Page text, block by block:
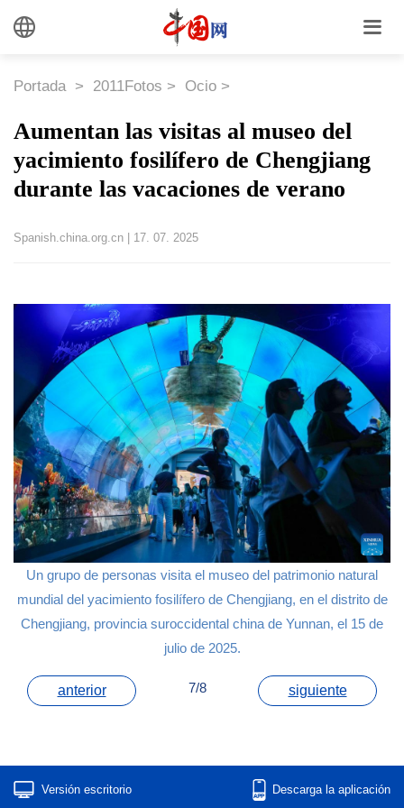
Portada > 2011Fotos > Ocio >
Aumentan las visitas al museo del
yacimiento fosilífero de Chengjiang
durante las vacaciones de verano
Spanish.china.org.cn 17. 07. 2025
Un grupo de personas visita el museo del patrimonio natural
mundial del yacimiento fosilífero de Chengjiang, en el distrito de
Chengjiang, provincia suroccidental china de Yunnan, el 15 de
julio de 2025.
anterior 7/8 siguiente
Versión escritorio Descarga la aplicación